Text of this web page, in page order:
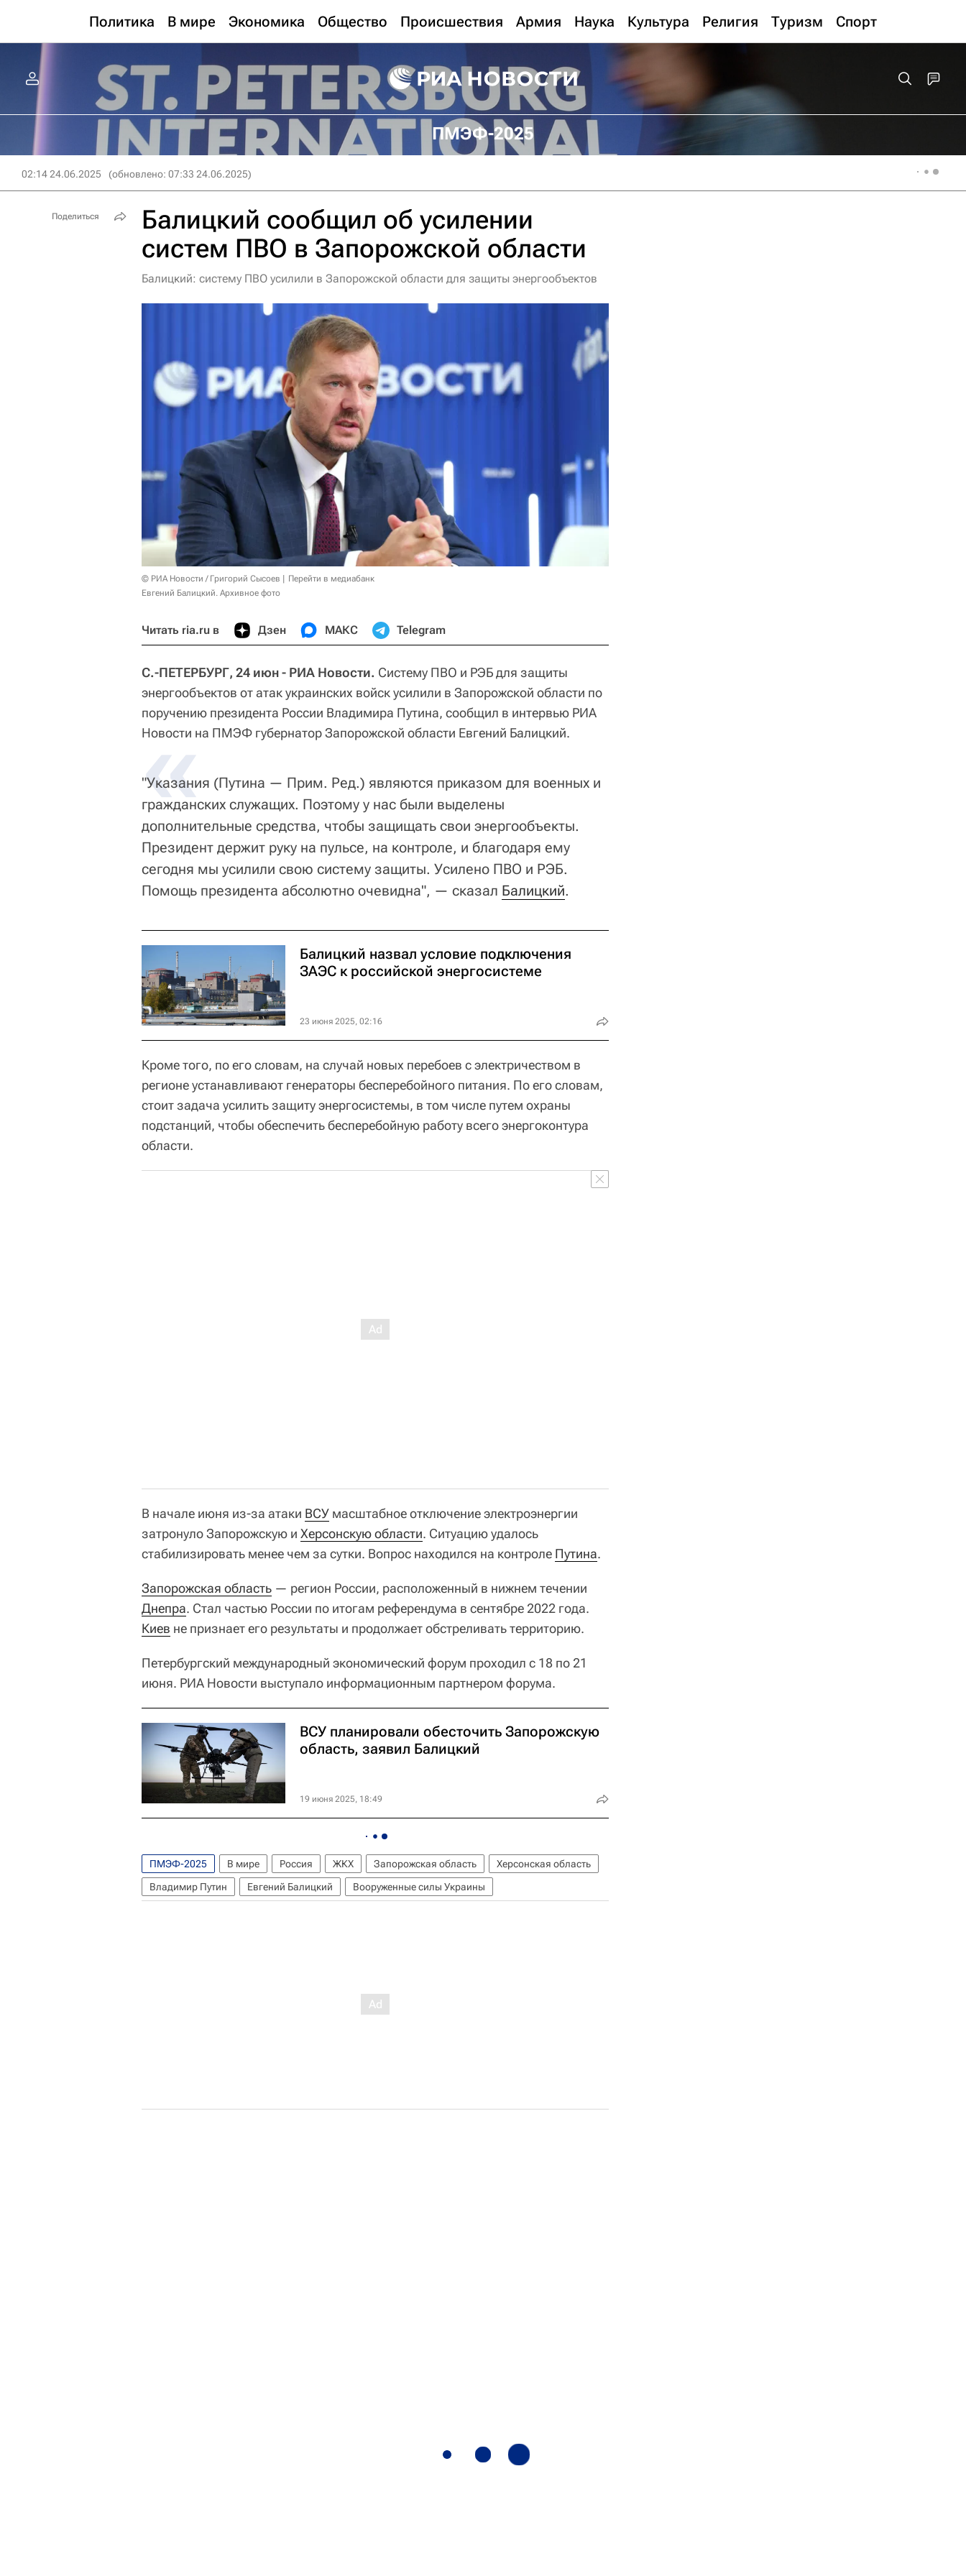
Политика В мире Экономика Общество Происшествия Армия Наука Культура Религия Туризм Спорт
ПМЭФ-2025
02:14 24.06.2025 (обновлено: 07:33 24.06.2025)
Балицкий сообщил об усилении
систем ПВО в Запорожской области
Балицкий: систему ПВО усилили в Запорожской области для защиты энергообъектов
© РИА Новости / Григорий Сысоев
Перейти в медиабанк
Евгений Балицкий. Архивное фото
Читать ria.ru в Дзен МАКС Telegram
С.-ПЕТЕРБУРГ, 24 июн - РИА Новости. Систему ПВО и РЭБ для защиты
энергообъектов от атак украинских войск усилили в Запорожской области по
поручению президента России Владимира Путина, сообщил в интервью РИА
Новости на ПМЭФ губернатор Запорожской области Евгений Балицкий.
«
"Указания (Путина — Прим. Ред.) являются приказом для военных и
гражданских служащих. Поэтому у нас были выделены
дополнительные средства, чтобы защищать свои энергообъекты.
Президент держит руку на пульсе, на контроле, и благодаря ему
сегодня мы усилили свою систему защиты. Усилено ПВО и РЭБ.
Помощь президента абсолютно очевидна", — сказал Балицкий.
Балицкий назвал условие подключения
ЗАЭС к российской энергосистеме
23 июня 2025, 02:16
Кроме того, по его словам, на случай новых перебоев с электричеством в
регионе устанавливают генераторы бесперебойного питания. По его словам,
стоит задача усилить защиту энергосистемы, в том числе путем охраны
подстанций, чтобы обеспечить бесперебойную работу всего энергоконтура
области.
В начале июня из-за атаки ВСУ масштабное отключение электроэнергии
затронуло Запорожскую и Херсонскую области. Ситуацию удалось
стабилизировать менее чем за сутки. Вопрос находился на контроле Путина.
Запорожская область — регион России, расположенный в нижнем течении
Днепра. Стал частью России по итогам референдума в сентябре 2022 года.
Киев не признает его результаты и продолжает обстреливать территорию.
Петербургский международный экономический форум проходил с 18 по 21
июня. РИА Новости выступало информационным партнером форума.
ВСУ планировали обесточить Запорожскую
область, заявил Балицкий
19 июня 2025, 18:49
ПМЭФ-2025 В мире Россия ЖКХ Запорожская область
Херсонская область
Владимир Путин
Евгений Балицкий Вооруженные силы Украины
Поделиться